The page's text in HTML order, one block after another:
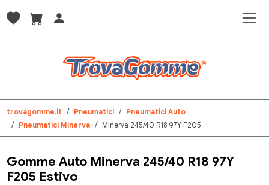
trovagomme.it Pneumatici
Pneumatici Auto
Pneumatici Minerva
Minerva 245/40 R18 97Y F205
Gomme Auto Minerva 245/40 R18 97Y
F205 Estivo